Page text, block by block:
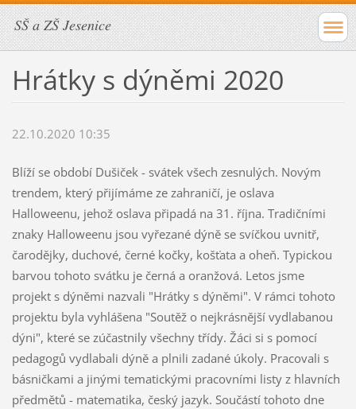
SŠ a ZŠ Jesenice
Hrátky s dýněmi 2020
22.10.2020 10:35
Blíží se období Dušiček - svátek všech zesnulých. Novým
trendem, který přijímáme ze zahraničí, je oslava
Halloweenu, jehož oslava připadá na 31. října. Tradičními
znaky Halloweenu jsou vyřezané dýně se svíčkou uvnitř,
čarodějky, duchové, černé kočky, košťata a oheň. Typickou
barvou tohoto svátku je černá a oranžová. Letos jsme
projekt s dýněmi nazvali "Hrátky s dýněmi". V rámci tohoto
projektu byla vyhlášena "Soutěž o nejkrásnější vydlabanou
dýni", které se zúčastnily všechny třídy. Žáci si s pomocí
pedagogů vydlabali dýně a plnili zadané úkoly. Pracovali s
básničkami a jinými tematickými pracovními listy z hlavních
předmětů - matematika, český jazyk. Součástí tohoto dne